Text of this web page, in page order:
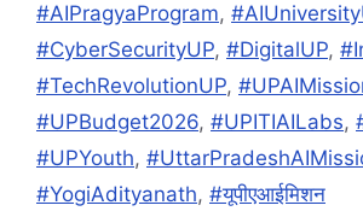
#AIPragyaProgram,
#CyberSecurityUP, #DigitalUP,
#TechRevolutionUP,
#UPBudget2026, #UPITIAILabs,
#UPYouth,
#YogiAdityanath, #यूपीएआईमिशन